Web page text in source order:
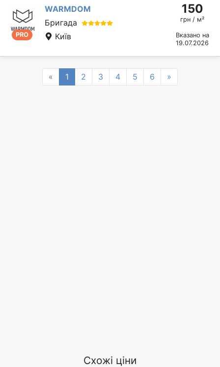
PRO
WARMDOM
Бригада
Київ
150
грн / м²
Вказано на
19.07.2026
« Previous
1 2 3 4 5 6 »
Схожі ціни